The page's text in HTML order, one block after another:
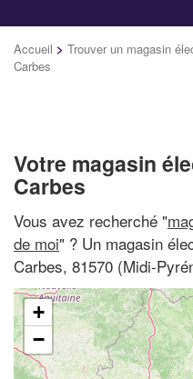
Accueil > Trouver un magasin
Carbes
Votre magasin
Carbes
Vous avez recherché "
de moi" ? Un magasin
Carbes, 81570 (Midi-
+
−